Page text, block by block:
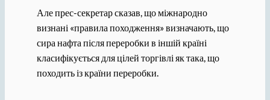
Але прес-секретар сказав, що міжнародно
визнані «правила походження» визначають, що
сира нафта після переробки в іншій країні
класифікується для цілей торгівлі як така, що
походить із країни переробки.